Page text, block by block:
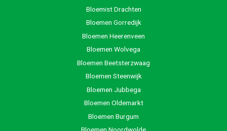
Bloemist Drachten
Bloemen Gorredijk
Bloemen Heerenveen
Bloemen Wolvega
Bloemen Beetsterzwaag
Bloemen Steenwijk
Bloemen Jubbega
Bloemen Oldemarkt
Bloemen Burgum